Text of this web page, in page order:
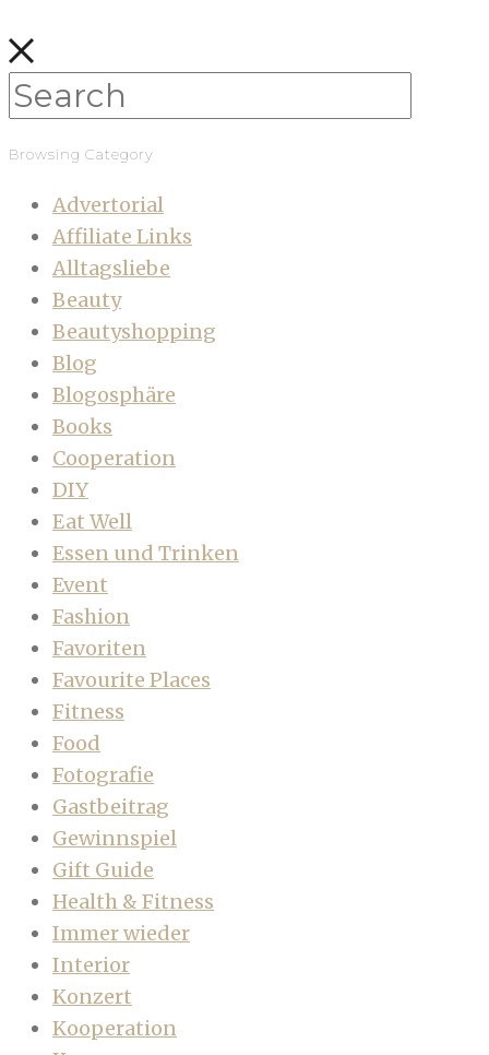
Browsing Category
Advertorial
Affiliate Links
Alltagsliebe
Beauty
Beautyshopping
Blog
Blogosphäre
Books
Cooperation
DIY
Eat Well
Essen und Trinken
Event
Fashion
Favoriten
Favourite Places
Fitness
Food
Fotografie
Gastbeitrag
Gewinnspiel
Gift Guide
Health & Fitness
Immer wieder
Interior
Konzert
Kooperation